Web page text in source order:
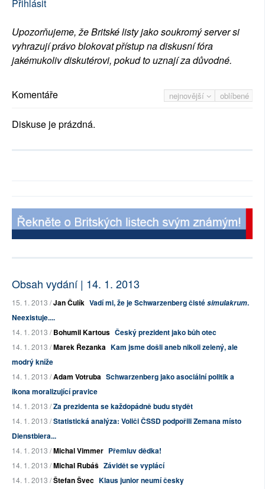
Přihlásit
Upozorňujeme, že Britské listy jako soukromý server si
vyhrazují právo blokovat přístup na diskusní fóra
jakémukoliv diskutérovi, pokud to uznají za důvodné.
nejnovější oblíbené
Komentáře
Diskuse je prázdná.
Obsah vydání | 14. 1. 2013
15. 1. 2013 /Jan Čulík Vadí mi, že je Schwarzenberg čistésimulakrum.
Neexistuje....
14. 1. 2013 /Bohumil Kartous Český prezident jako bůh otec
14. 1. 2013 /Marek Řezanka Kam jsme došli aneb nikoli zelený, ale
modrý kníže
14. 1. 2013 /Adam Votruba Schwarzenberg jako asociální politik a
ikona moralizující pravice
14. 1. 2013 /Za prezidenta se každopádně budu stydět
14. 1. 2013 /Statistická analýza: Voliči ČSSD podpořili Zemana místo
Dienstbiera...
14. 1. 2013 /Michal Vimmer Přemluv dědka!
14. 1. 2013 /Michal Rubáš Závidět se vyplácí
14. 1. 2013 /Štefan Švec Klaus junior neumí česky